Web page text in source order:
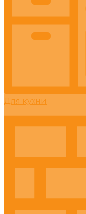
Для кухни